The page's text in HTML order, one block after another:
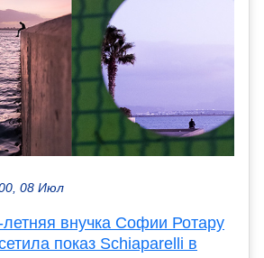
08 Июл
летняя внучка Софии Ротару
показ Schiaparelli в